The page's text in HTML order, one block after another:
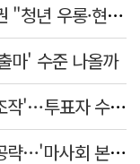
황희 '버스 하우스' 제안 후폭풍…야권 "청년 우롱·현실 괴리" 총공세
마' 수준 나올까
주진우 "선관위 117곳서 '타임머신 조작'…투표자 수 미리 입력"
김병삼 경북 영천시장, 이번엔 국회 공략…'마사회 본사 이전·광역교통망 확충' 요청